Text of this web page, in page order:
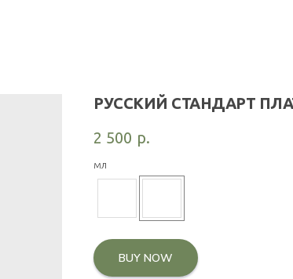
РУССКИЙ СТАНДАРТ
2 500 р.
мл
BUY NOW